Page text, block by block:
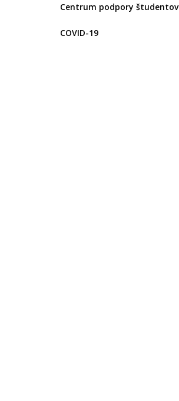
Centrum podpory študentov
COVID-19